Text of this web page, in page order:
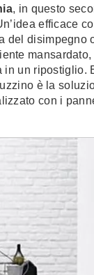
, in questo
efficace
del disimpegno
in un ripostiglio.
è la
con i